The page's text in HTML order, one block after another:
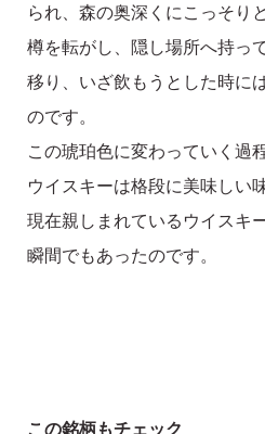
られ、森の奥深くにこっそり
樽を転がし、隠し場所へ持っ
移り、いざ飲もうとした時に
のです。
この琥珀色に変わっていく過
ウイスキーは格段に美味しい
現在親しまれているウイスキ
瞬間でもあったのです。
この銘柄もチェック